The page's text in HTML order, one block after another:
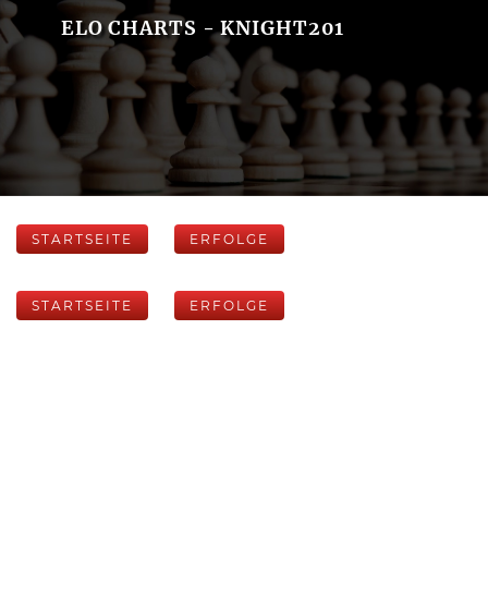
ELO CHARTS - KNIGHT201
STARTSEITE ERFOLGE
STARTSEITE ERFOLGE